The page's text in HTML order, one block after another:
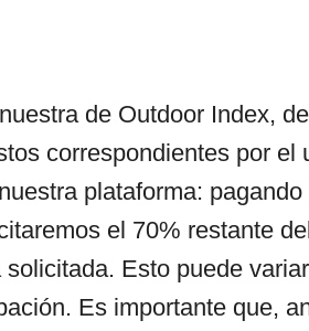
de Outdoor Index,
correspondientes por el
plataforma:
el 70% restante
Esto puede
Es importante que,